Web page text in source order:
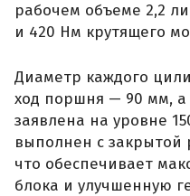
рабочем объеме 2,2
и 420 Нм крутящего
Диаметр каждого
ход поршня — 90 мм, а
заявлена на уровне
выполнен с закрытой
что обеспечивает
блока и улучшенную